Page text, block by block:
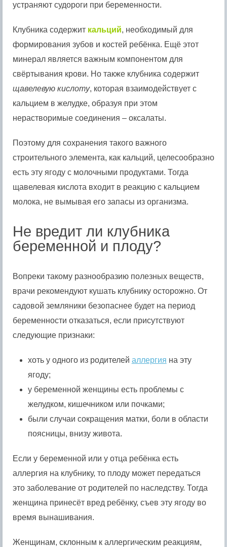
устраняют судороги при беременности.
Клубника содержит кальций, необходимый для
формирования зубов и костей ребёнка. Ещё этот
минерал является важным компонентом для
свёртывания крови. Но также клубника содержит
щавелевую кислоту, которая взаимодействует с
кальцием в желудке, образуя при этом
нерастворимые соединения – оксалаты.
Поэтому для сохранения такого важного
строительного элемента, как кальций, целесообразно
есть эту ягоду с молочными продуктами. Тогда
щавелевая кислота входит в реакцию с кальцием
молока, не вымывая его запасы из организма.
Не вредит ли клубника
беременной и плоду?
Вопреки такому разнообразию полезных веществ,
врачи рекомендуют кушать клубнику осторожно. От
садовой земляники безопаснее будет на период
беременности отказаться, если присутствуют
следующие признаки:
хоть у одного из родителей аллергия на эту
ягоду;
у беременной женщины есть проблемы с
желудком, кишечником или почками;
были случаи сокращения матки, боли в области
поясницы, внизу живота.
Если у беременной или у отца ребёнка есть
аллергия на клубнику, то плоду может передаться
это заболевание от родителей по наследству. Тогда
женщина принесёт вред ребёнку, съев эту ягоду во
время вынашивания.
Женщинам, склонным к аллергическим реакциям,